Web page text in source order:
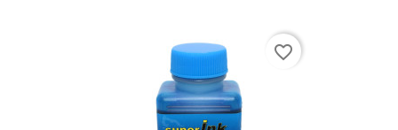
favorite_border